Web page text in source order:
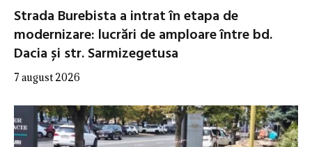
Strada Burebista a intrat în etapa de
modernizare: lucrări de amploare între bd.
Dacia și str. Sarmizegetusa
7 august 2026